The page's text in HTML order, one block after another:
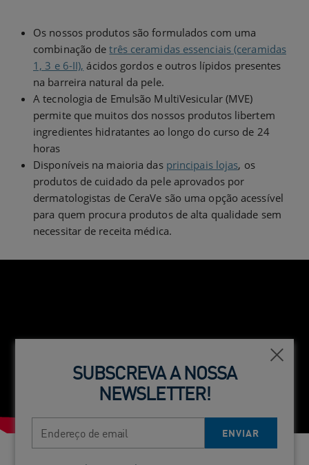
Os nossos produtos são formulados com uma
combinação detrês ceramidas essenciais (ceramidas
1, 3 e 6-II), ácidos gordos e outros lípidos presentes
na barreira natural da pele.
A tecnologia de Emulsão MultiVesicular (MVE)
permite que muitos dos nossos produtos libertem
ingredientes hidratantes ao longo do curso de 24
horas
Disponíveis na maioria das principais lojas, os
produtos de cuidado da pele aprovados por
dermatologistas de CeraVe são uma opção acessível
para quem procura produtos de alta qualidade sem
necessitar de receita médica.
SUBSCREVA A NOSSA
NEWSLETTER!
ENVIAR